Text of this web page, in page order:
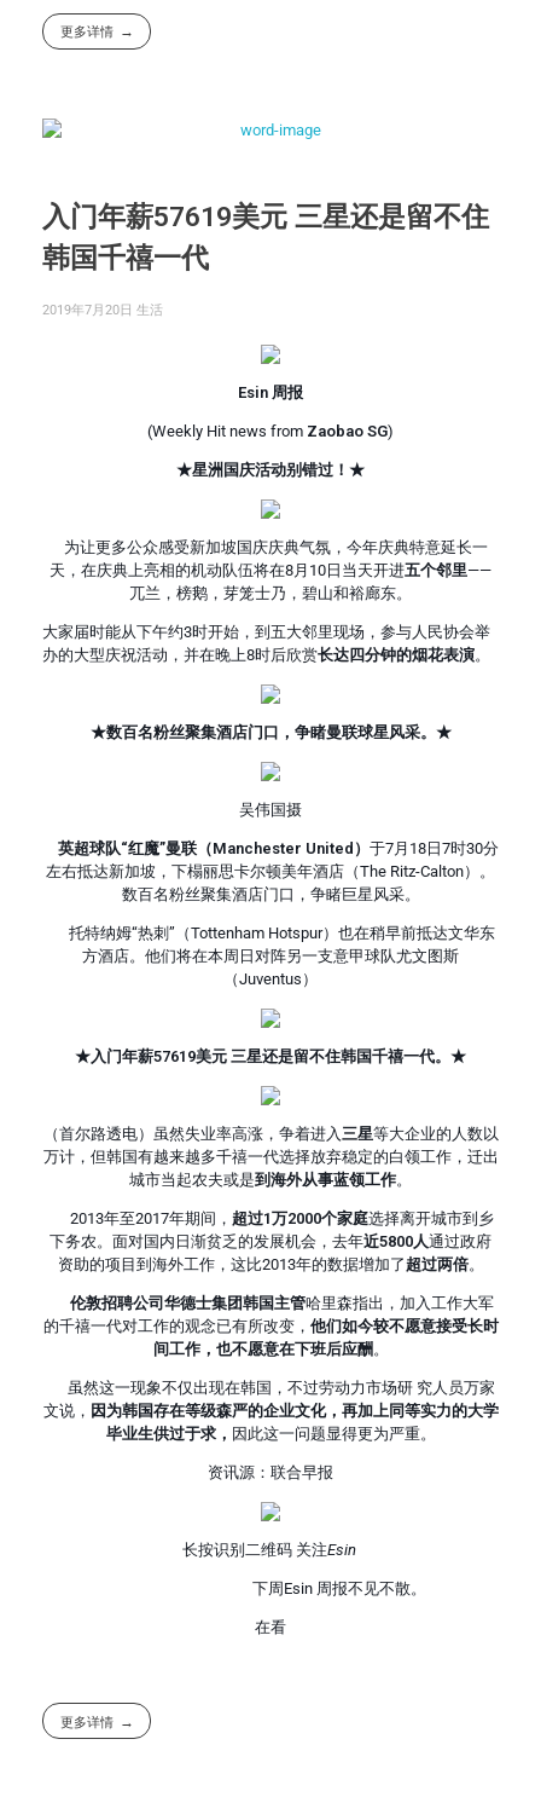
更多详情
入门年薪57619美元 三星还是留不住
韩国千禧一代
2019年7月20日 生活
Esin 周报
(Weekly Hit news from Zaobao SG)
★星洲国庆活动别错过！★
为让更多公众感受新加坡国庆庆典气氛，今年庆典特意延长一
天，在庆典上亮相的机动队伍将在8月10日当天开进五个邻里——
兀兰，榜鹅，芽笼士乃，碧山和裕廊东。
大家届时能从下午约3时开始，到五大邻里现场，参与人民协会举
办的大型庆祝活动，并在晚上8时后欣赏长达四分钟的烟花表演。
★数百名粉丝聚集酒店门口，争睹曼联球星风采。★
吴伟国摄
英超球队“红魔”曼联（Manchester United） 于7月18日7时30分
左右抵达新加坡，下榻丽思卡尔顿美年酒店（The Ritz-Calton）。
数百名粉丝聚集酒店门口，争睹巨星风采。
托特纳姆“热刺”（Tottenham Hotspur）也在稍早前抵达文华东
方酒店。他们将在本周日对阵另一支意甲球队尤文图斯
（Juventus）
★入门年薪57619美元 三星还是留不住韩国千禧一代。★
（首尔路透电）虽然失业率高涨，争着进入 三星等大企业的人数以
万计，但韩国有越来越多千禧一代选择放弃稳定的白领工作，迁出
城市当起农夫或是到海外从事蓝领工作。
2013年至2017年期间， 超过1万2000个家庭选择离开城市到乡
下务农。面对国内日渐贫乏的发展机会，去年近5800人通过政府
资助的项目到海外工作，这比2013年的数据增加了超过两倍。
伦敦招聘公司华德士集团韩国主管哈里森指出，加入工作大军
的千禧一代对工作的观念已有所改变， 他们如今较不愿意接受长时
间工作，也不愿意在下班后应酬 。
虽然这一现象不仅出现在韩国，不过劳动力市场研 究人员万家
文说， 因为韩国存在等级森严的企业文化，再加上同等实力的大学
毕业生供过于求， 因此这一问题显得更为严重。
资讯源：联合早报
长按识别二维码 关注Esin
下周Esin 周报不见不散。
在看
更多详情